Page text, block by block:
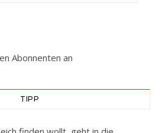
Abonnenten an
TIPP